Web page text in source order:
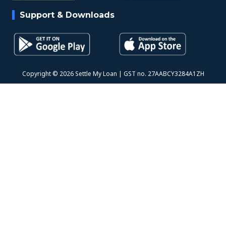
Support & Downloads
Copyright © 2026 Settle My Loan | GST no. 27AABCY3284A1ZH